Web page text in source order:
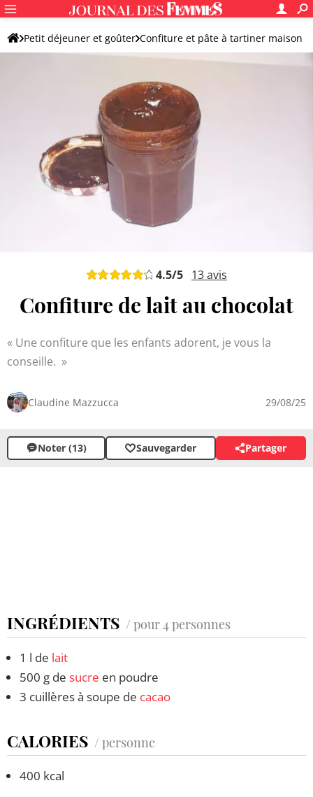
Petit déjeuner et goûter Confiture et pâte à tartiner maison
4.5/5 13avis
Confiture de lait au chocolat
Une confiture que les enfants adorent, je vous la
conseille.
Claudine Mazzucca 29/08/25
Noter (13) Sauvegarder Partager
INGRÉDIENTS / pour 4 personnes
1 l de lait
500 g de sucre en poudre
3 cuillères à soupe de cacao
CALORIES / personne
400 kcal